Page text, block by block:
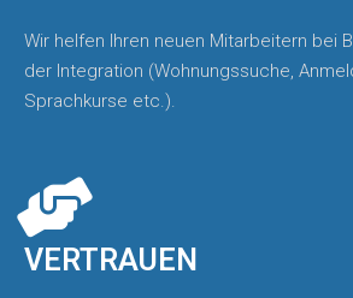
Wir helfen Ihren neuen Mitarbeitern bei
der Integration (Wohnungssuche,
Sprachkurse etc.).
VERTRAUEN